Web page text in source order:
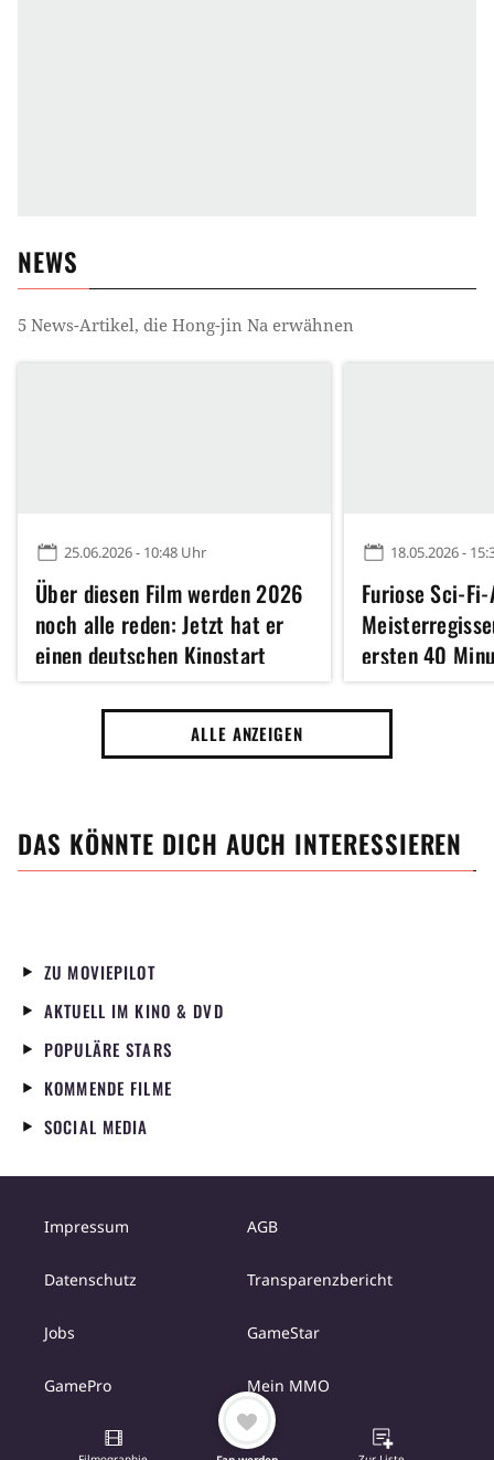
NEWS
5 News-Artikel, die Hong-jin Na erwähnen
25.06.2026 - 10:48 Uhr
Über diesen Film werden 2026
noch alle reden: Jetzt hat er
einen deutschen Kinostart
18.05.2026 -
Furiose Sci-
ersten 40
Monster-
schon völlig
ALLE ANZEIGEN
DAS KÖNNTE DICH AUCH INTERESSIEREN
ZU MOVIEPILOT
AKTUELL IM KINO & DVD
POPULÄRE STARS
KOMMENDE FILME
SOCIAL MEDIA
Impressum AGB
Datenschutz Transparenzbericht
Jobs GameStar
GamePro Mein MMO